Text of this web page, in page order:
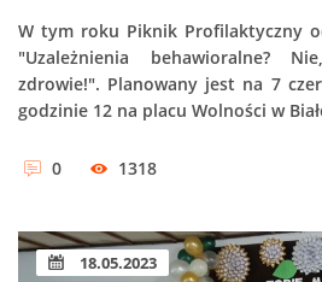
W tym roku Piknik Profilaktyczny
"Uzależnienia behawioralne?
zdrowie!". Planowany jest na 7
godzinie 12 na placu Wolności w
0 1318
18.05.2023